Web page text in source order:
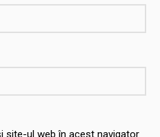
site-ul web în acest navigator